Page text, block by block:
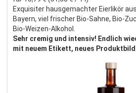
Exquisiter hausgemachter Eierlikör
Bayern, viel frischer Bio-Sahne, Bio-
Bio-Weizen-Alkohol.
Sehr cremig und intensiv! Endlich
mit neuem Etikett, neues